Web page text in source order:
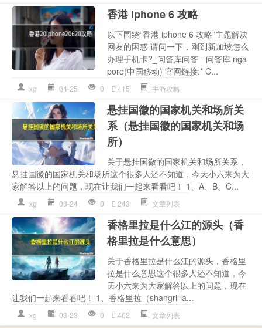
香港 iphone 6 攻略
以下围绕“香港 iphone 6 攻略”主题解决
网友的困惑 请问一下，刚到新加坡怎么
办理手机卡?_问答库问答 - 问答库 nga
pore(中国移动) 官网链接:* C...
xg 04-25 0 415 手游攻略
悬挂国徽的国家机关和场所关
系（悬挂国徽的国家机关和场
所）
关于悬挂国徽的国家机关和场所关系，
悬挂国徽的国家机关和场所这个很多人还不知道，今天小六来为大
家解答以上的问题，现在让我们一起来看看吧！ 1、A、B、C...
xg 03-24 0 243 文章列表
香格里拉是什么江的源头（香
格里拉是什么意思）
关于香格里拉是什么江的源头，香格里
拉是什么意思这个很多人还不知道，今
天小六来为大家解答以上的问题，现在
让我们一起来看看吧！ 1、香格里拉（shangri-la...
xg 03-23 0 402 文章列表